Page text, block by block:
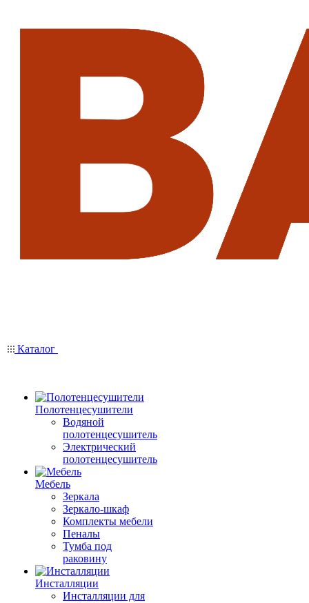
Каталог
Полотенцесушители
Водяной
полотенцесушитель
Электрический
полотенцесушитель
Мебель
Зеркала
Зеркало-шкаф
Комплекты мебели
Пеналы
Тумба под
раковину
Инсталляции
Инсталляции для